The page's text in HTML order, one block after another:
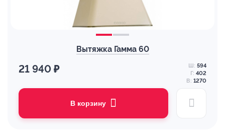
Вытяжка Гамма 60
21 940 ₽ Ш: 594
Г: 402
В: 1270
В корзину